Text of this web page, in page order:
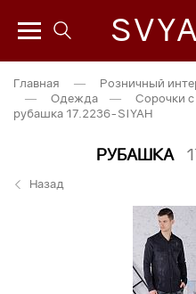
Главная — Розничный
—
Одежда — Сорочки
рубашка 17.2236-SIYAH
РУБАШКА
Назад